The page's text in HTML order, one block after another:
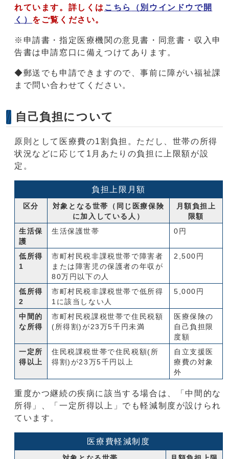
れています。詳しくは こちら
（別ウインドウで開
く） をご覧ください。
※申請書・指定医療機関の意見書・同意書・収入申
告書は申請窓口に備えつけてあります。
◆郵送でも申請できますので、事前に障がい福祉課
まで問い合わせてください。
自己負担について
原則として医療費の1割負担。ただし、世帯の所得
状況などに応じて1月あたりの負担に上限額が設
定。
負担上限月額
区分
対象となる世帯（同じ医療保険
に加入している人）
月額負担上
限額
生活保
護
生活保護世帯 0円
低所得
1
市町村民税非課税世帯で障害者
または障害児の保護者の年収が
80万円以下の人
2,500円
低所得
2
市町村民税非課税世帯で低所得
1に該当しない人
5,000円
中間的
な所得
市町村民税課税世帯で住民税額
(所得割)が23万5千円未満
医療保険の
自己負担限
度額
一定所
得以上
住民税課税世帯で住民税額(所
得割)が23万5千円以上
自立支援医
療費の対象
外
重度かつ継続の疾病に該当する場合は、「中間的な
所得」、「一定所得以上」でも軽減制度が設けられ
ています。
医療費軽減制度